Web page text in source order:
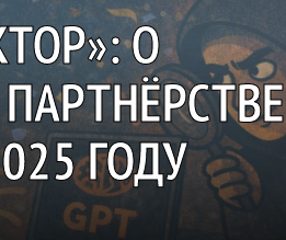
О
ГОДУ